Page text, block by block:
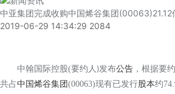
中亚集团完成收购中国烯谷集团(00063)21.12
2019-06-29 14:34:29 2084
中翰国际控股(要约人 )发布公告 ，根据要
共占中国烯谷集团 (00063)现有已发行股本约